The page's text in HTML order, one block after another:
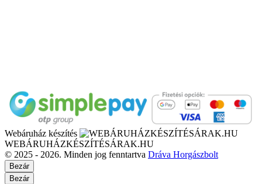
Webáruház készítés
WEBÁRUHÁZKÉSZÍTÉSÁRAK.HU
© 2025 - 2026. Minden jog fenntartva Dráva Horgászbolt
Bezár
Bezár